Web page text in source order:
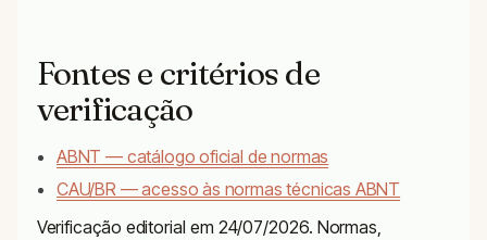
Fontes e critérios de
verificação
ABNT — catálogo oficial de normas
CAU/BR — acesso às normas técnicas ABNT
Verificação editorial em 24/07/2026. Normas,